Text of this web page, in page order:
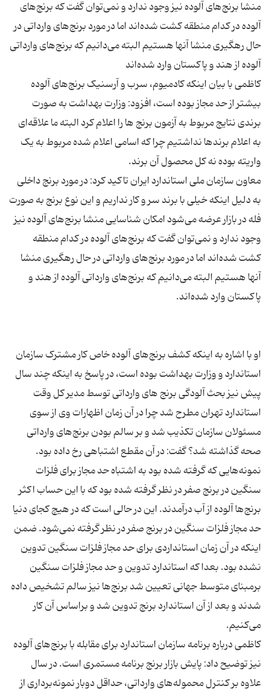
منشا برنج‌های آلوده نیز وجود ندارد و نمی‌توان گفت که برنج‌های
آلوده در کدام منطقه کشت شده‌اند اما در مورد برنج‌های وارداتی در
حال رهگیری منشا آنها هستیم البته می‌دانیم که برنج‌های وارداتی
کاظمی با بیان اینکه کادمیوم، سرب و آرسنیک برنج‌های آلوده
بیشتر از حد مجاز بوده است، افزود: وزارت بهداشت به صورت
برندی نتایج مربوط به آزمون برنج ها را اعلام کرد البته ما علاقه‌ای
به اعلام برندها نداشتیم چرا که اسامی اعلام شده مربوط به یک
معاون سازمان ملی استاندارد ایران تاکید کرد: در مورد برنج داخلی
به دلیل اینکه خیلی با برند سر و کار نداریم و این نوع برنج به صورت
فله در بازار عرضه می‌شود امکان شناسایی منشا برنج‌های آلوده نیز
وجود ندارد و نمی‌توان گفت که برنج‌های آلوده در کدام منطقه
کشت شده‌اند اما در مورد برنج‌های وارداتی در حال رهگیری منشا
آنها هستیم البته می‌دانیم که برنج‌های وارداتی آلوده از هند و
او با اشاره به اینکه کشف برنج‌های آلوده خاص کار مشترک سازمان
استاندارد و وزارت بهداشت بوده است، در پاسخ به اینکه چند سال
پیش نیز بحث آلودگی برنج های وارداتی توسط مدیر کل وقت
استاندارد تهران مطرح شد چرا در آن زمان اظهارات وی از سوی
مسئولان سازمان تکذیب شد و بر سالم بودن برنج‌های وارداتی
صحه گذاشته شد؟ گفت: در آن مقطع اشتباهی رخ داده بود.
نمونه‌هایی که گرفته شده بود به اشتباه حد مجاز برای فلزات
سنگین در برنج صفر در نظر گرفته شده بود که با این حساب اکثر
برنج‌ها آلوده از آب درآمدند. این در حالی است که در هیچ کجای دنیا
حد مجاز فلزات سنگین در برنج صفر در نظر گرفته نمی‌شود. ضمن
اینکه در آن زمان استانداردی برای حد مجاز فلزات سنگین تدوین
نشده بود. بعدا که استاندارد تدوین و حد مجاز فلزات سنگین
برمبنای متوسط جهانی تعیین شد برنج‌ها نیز سالم تشخیص داده
شدند و بعد از آن استاندارد برنج تدوین شد و براساس آن کار
کاظمی درباره برنامه سازمان استاندارد برای مقابله با برنج‌های آلوده
نیز توضیح داد: پایش بازار برنج برنامه مستمری است. در سال
علاوه بر کنترل محموله‌های وارداتی، حداقل دوبار نمونه‌برداری از